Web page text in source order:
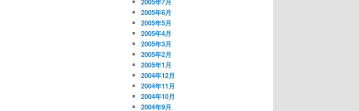
2005年6月
2005年5月
2005年4月
2005年3月
2005年2月
2005年1月
2004年12月
2004年11月
2004年10月
2004年9月